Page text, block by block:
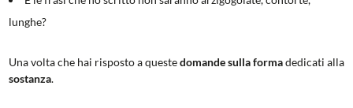
lunghe?
Una volta che hai risposto a questedomande sulla formadedicati alla
sostanza.